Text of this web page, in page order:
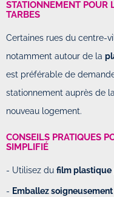
STATIONNEMENT POUR
TARBES
Certaines rues du centre-
notamment autour de la
est préférable de
stationnement auprès de
nouveau logement.
CONSEILS PRATIQUES
SIMPLIFIÉ
- Utilisez du film plastique
- Emballez